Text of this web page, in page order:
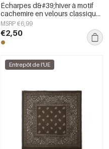
Écharpes d&#39;hiver à motif
cachemire en velours classique,
accessoires du quotidien
MSRP €6,99
€2,50
Entrepôt de l'UE